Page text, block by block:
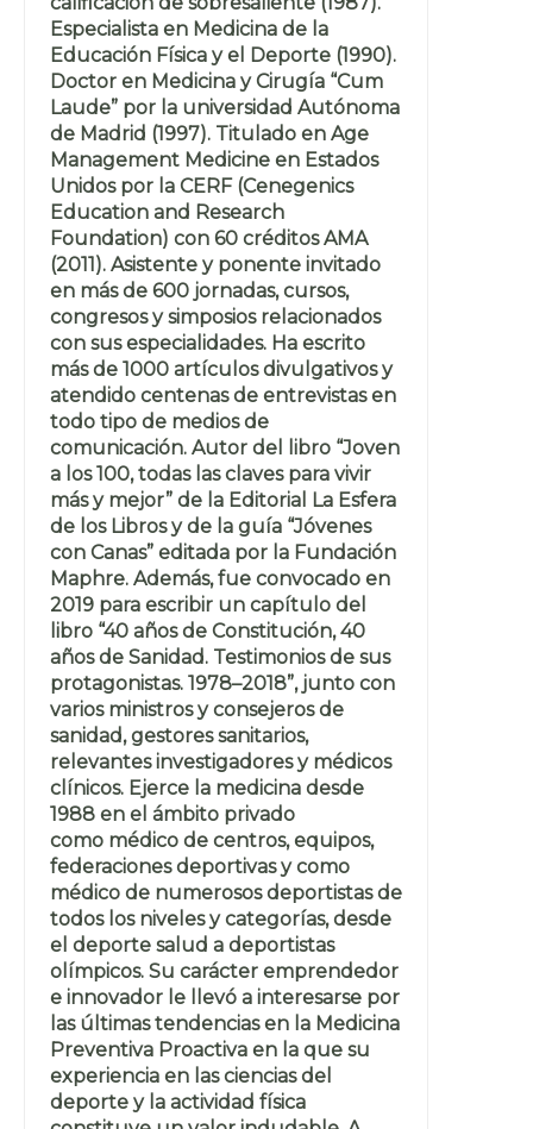
Especialista en Medicina de la
Educación Física y el Deporte (1990).
Doctor en Medicina y Cirugía “Cum
Laude” por la universidad Autónoma
de Madrid (1997). Titulado en Age
Management Medicine en Estados
Unidos por la CERF (Cenegenics
Education and Research
Foundation) con 60 créditos AMA
(2011). Asistente y ponente invitado
en más de 600 jornadas, cursos,
congresos y simposios relacionados
con sus especialidades. Ha escrito
más de 1000 artículos divulgativos y
atendido centenas de entrevistas en
todo tipo de medios de
comunicación. Autor del libro “Joven
a los 100, todas las claves para vivir
más y mejor” de la Editorial La Esfera
de los Libros y de la guía “Jóvenes
con Canas” editada por la Fundación
Maphre. Además, fue convocado en
2019 para escribir un capítulo del
libro “40 años de Constitución, 40
años de Sanidad. Testimonios de sus
protagonistas. 1978–2018”, junto con
varios ministros y consejeros de
sanidad, gestores sanitarios,
relevantes investigadores y médicos
clínicos. Ejerce la medicina desde
1988 en el ámbito privado
como médico de centros, equipos,
federaciones deportivas y como
médico de numerosos deportistas de
todos los niveles y categorías, desde
el deporte salud a deportistas
olímpicos. Su carácter emprendedor
e innovador le llevó a interesarse por
las últimas tendencias en la Medicina
Preventiva Proactiva en la que su
experiencia en las ciencias del
deporte y la actividad física